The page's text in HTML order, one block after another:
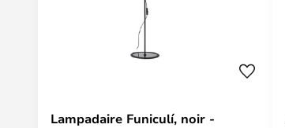
Lampadaire Funiculí, noir -